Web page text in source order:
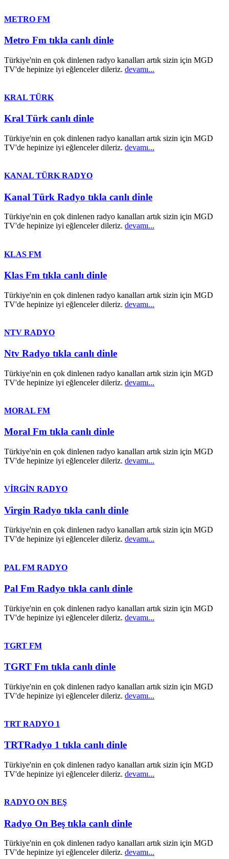
METRO FM
Metro Fm tıkla canlı dinle
Türkiye'nin en çok dinlenen radyo kanalları artık sizin için MGD
TV'de hepinize iyi eğlenceler dileriz. devamı...
KRAL TÜRK
Kral Türk canlı dinle
Türkiye'nin en çok dinlenen radyo kanalları artık sizin için MGD
TV'de hepinize iyi eğlenceler dileriz. devamı...
KANAL TÜRK RADYO
Kanal Türk Radyo tıkla canlı dinle
Türkiye'nin en çok dinlenen radyo kanalları artık sizin için MGD
TV'de hepinize iyi eğlenceler dileriz. devamı...
KLAS FM
Klas Fm tıkla canlı dinle
Türkiye'nin en çok dinlenen radyo kanalları artık sizin için MGD
TV'de hepinize iyi eğlenceler dileriz. devamı...
NTV RADYO
Ntv Radyo tıkla canlı dinle
Türkiye'nin en çok dinlenen radyo kanalları artık sizin için MGD
TV'de hepinize iyi eğlenceler dileriz. devamı...
MORAL FM
Moral Fm tıkla canlı dinle
Türkiye'nin en çok dinlenen radyo kanalları artık sizin için MGD
TV'de hepinize iyi eğlenceler dileriz. devamı...
VİRGİN RADYO
Virgin Radyo tıkla canlı dinle
Türkiye'nin en çok dinlenen radyo kanalları artık sizin için MGD
TV'de hepinize iyi eğlenceler dileriz. devamı...
PAL FM RADYO
Pal Fm Radyo tıkla canlı dinle
Türkiye'nin en çok dinlenen radyo kanalları artık sizin için MGD
TV'de hepinize iyi eğlenceler dileriz. devamı...
TGRT FM
TGRT Fm tıkla canlı dinle
Türkiye'nin en çok dinlenen radyo kanalları artık sizin için MGD
TV'de hepinize iyi eğlenceler dileriz. devamı...
TRT RADYO 1
TRTRadyo 1 tıkla canlı dinle
Türkiye'nin en çok dinlenen radyo kanalları artık sizin için MGD
TV'de hepinize iyi eğlenceler dileriz. devamı...
RADYO ON BEŞ
Radyo On Beş tıkla canlı dinle
Türkiye'nin en çok dinlenen radyo kanalları artık sizin için MGD
TV'de hepinize iyi eğlenceler dileriz. devamı...